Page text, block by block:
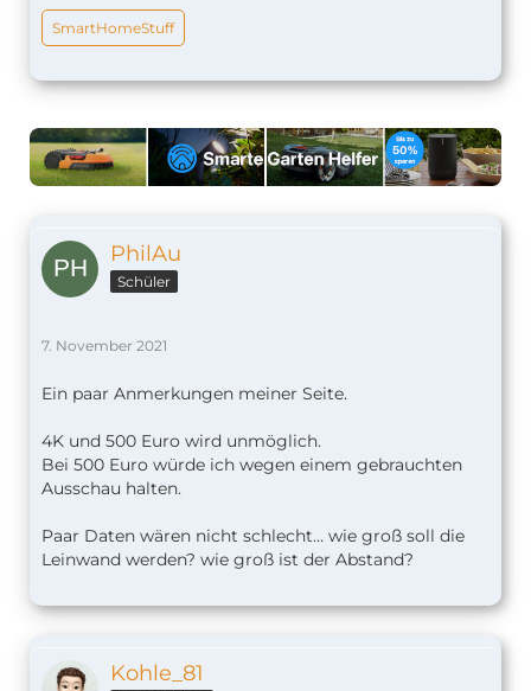
SmartHomeStuff
PhilAu
Schüler
7. November 2021
Ein paar Anmerkungen meiner Seite.
4K und 500 Euro wird unmöglich.
Bei 500 Euro würde ich wegen einem gebrauchten
Ausschau halten.
Paar Daten wären nicht schlecht… wie groß soll die
Leinwand werden? wie groß ist der Abstand?
Kohle_81